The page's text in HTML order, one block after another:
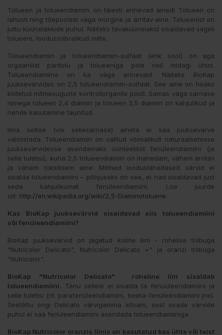
Tolueen ja tolueendiamiin on täiesti erinevad ained! Tolueen on
lahusti ning tõepoolest väga mürgine ja ärritav aine. Tolueenist on
juttu küünelakkide puhul. Näiteks tavaküünelakid sisaldavad sageli
tolueeni, loodussõbralikud mitte.
Tolueendiamiin ja tolueendiamiin-sulfaat (ehk sool) on aga
orgaanilist päritolu ja tolueeniga pole neil midagi ühist.
Tolueendiamiine on ka väga erinevaid. Näiteks BioKap
juuksevärvides on 2,5 tolueendiamiin-sulfaat. See aine on heaks
kiidetud mitmesuguste kontrollorganite poolt. Samas väga sarnase
nimega tolueen 2,4 diamiin ja tolueen 3,5 diamiin on kahjulikud ja
nende kasutamine taunitud.
Ilma sellise (või sellesarnase) aineta ei saa juuksevärve
valmistada. Tolueendiamiin on valitud võimalikult naturaalsetesse
juuksevärvidesse asendamaks sünteetilist fenüleendiamiini (ja
selle tuletisi), kuna 2,5 tolueendiamiin on mahedam, vähem ärritav
ja vähem toksilisem aine. Mitmed looduslähedased värvid ei
sisalda tolueendiamiini – põhjuseks on see, et nad sisaldavad just
seda kahjulikumat fenüleendiamiini. Loe juurde
siit: http://en.wikipedia.org/wiki/2,5-Diaminotoluene.
Kas BioKap juuksevärvid sisaldavad siis tolueendiamiini
või fenüleendiamiini?
BioKap juuksevärvid on jagatud kolme liini - rohelise triibuga
"Nutricolor Delicato", Nutricolor Delicato +" ja oranzi triibuga
"Nutricolor".
BioKap "Nutricolor Delicato" roheline liin sisaldab
tolueendiamiini. Tänu sellele ei sisalda ta fenüüleendiamiini ja
selle tuletisi (nt. parafenüleendiamiini, beeta-fenüleendiamiini jne).
Seetõttu ongi Delicato värvigamma kitsam, sest osade värvide
puhul ei saa fenüleendiamiini asendada tolueendiamiiniga.
BioKap Nutricolor oranzis liinis on kasutatud kas ühte või teist